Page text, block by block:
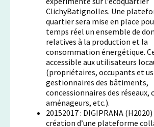
ClichyBatignolles. Une
quartier sera mise en place
temps réel un ensemble de
relatives à la production et la
consommation énergétique.
accessible aux utilisateurs
(propriétaires, occupants et
gestionnaires des bâtiments,
concessionnaires des
aménageurs, etc.).
20152017 : DIGIPRANA
création d’une plateforme